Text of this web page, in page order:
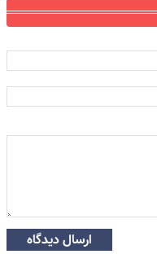
ارسال دیدگاه